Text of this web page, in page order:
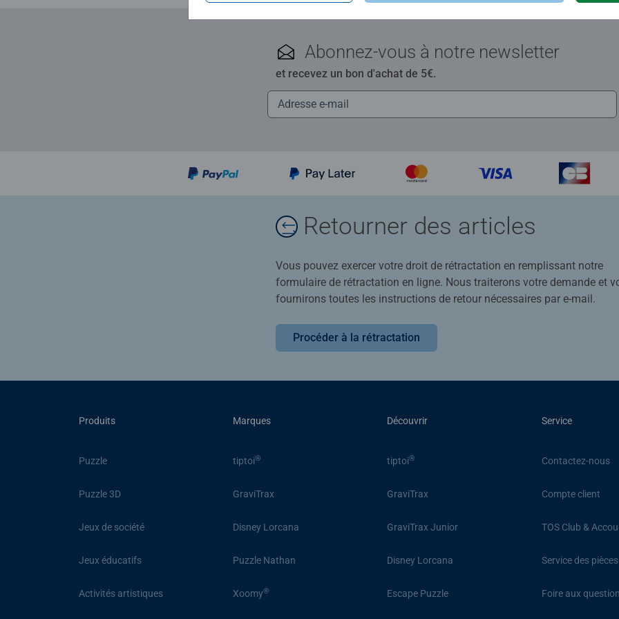
Abonnez-vous à notre newsletter
et recevez un bon d'achat de 5€.
Retourner des articles
Vous pouvez exercer votre droit de rétractation en remplissant notre
formulaire de rétractation en ligne. Nous traiterons votre demande et
fournirons toutes les instructions de retour nécessaires par e-mail.
Procéder à la rétractation
Produits
Puzzle
Puzzle 3D
Jeux de société
Jeux éducatifs
Activités artistiques
Marques
tiptoi®
GraviTrax
Disney Lorcana
Puzzle Nathan
Xoomy®
Découvrir
tiptoi®
GraviTrax
GraviTrax Junior
Disney Lorcana
Escape Puzzle
Service
Contactez-nous
Compte client
TOS Club &
Service des
Foire aux